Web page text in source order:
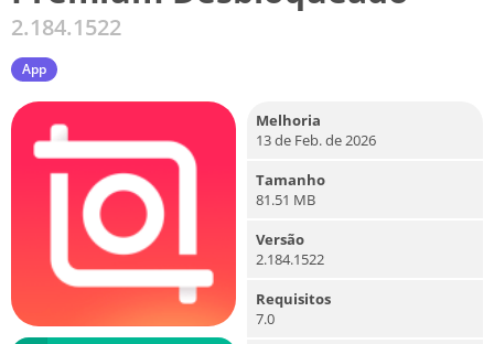
2.184.1522
App
Melhoria
13 de Feb. de 2026
Tamanho
81.51 MB
Versão
2.184.1522
Requisitos
7.0